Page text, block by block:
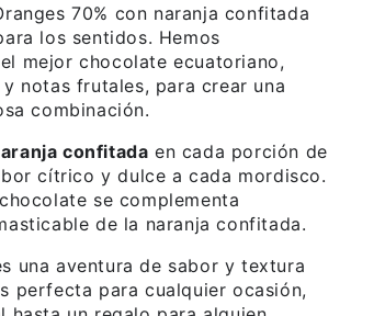
70% con naranja confitada
los sentidos. Hemos
mejor chocolate ecuatoriano,
notas frutales, para crear una
combinación.
confitada en cada porción de
cítrico y dulce a cada mordisco.
se complementa
de la naranja confitada.
una aventura de sabor y textura
perfecta para cualquier ocasión,